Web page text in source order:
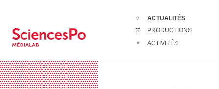
ACTUALITÉS
PRODUCTIONS
ACTIVITÉS
Actualités